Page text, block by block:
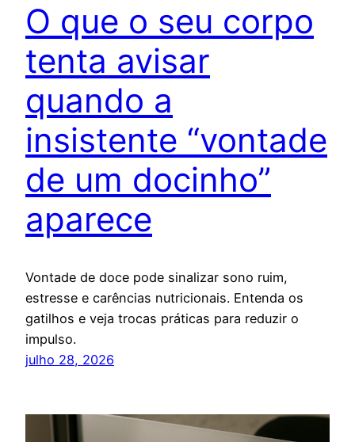
O que o seu corpo
tenta avisar
quando a
insistente “vontade
de um docinho”
aparece
Vontade de doce pode sinalizar sono ruim,
estresse e carências nutricionais. Entenda os
gatilhos e veja trocas práticas para reduzir o
impulso.
julho 28, 2026